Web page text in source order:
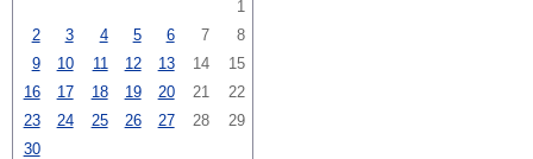
1
2
3 4 5 6 7
8
9
10 11 12 13 14
15
16
17 18 19 20 21
22
23
24 25 26 27 28
29
30